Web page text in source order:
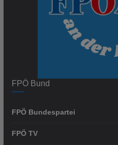
FPÖ Bund
FPÖ Bundespartei
FPÖ TV